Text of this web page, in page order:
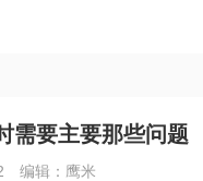
需要主要那些问题
编辑：鹰米